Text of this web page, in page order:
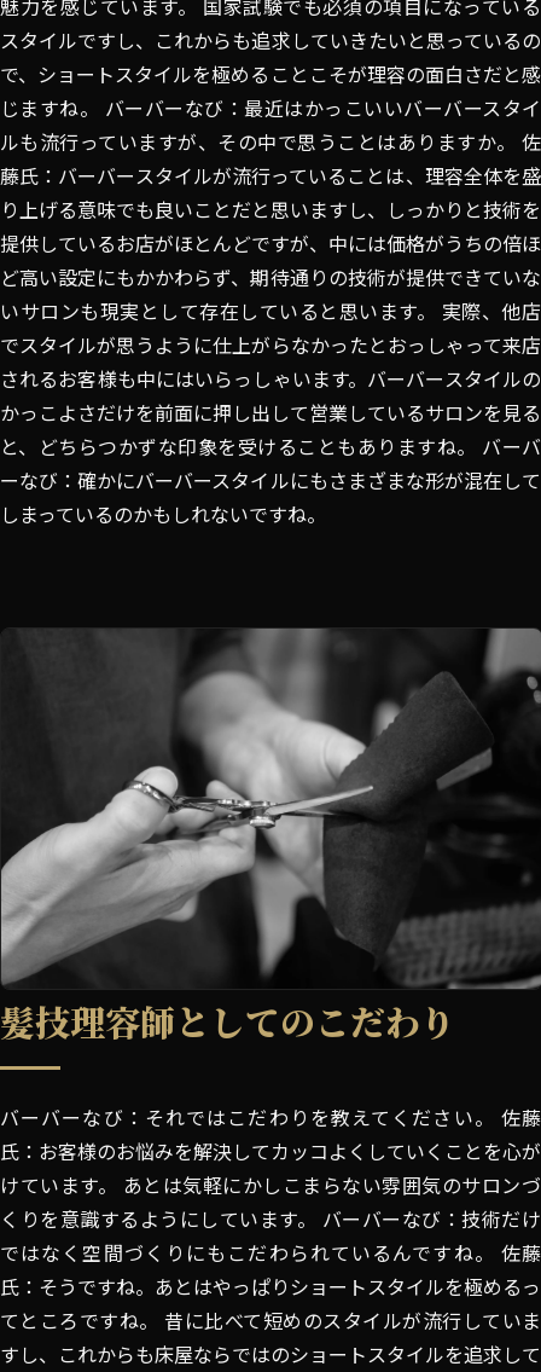
スタイルですし、これからも追求していきたいと思っているの
で、ショートスタイルを極めることこそが理容の面白さだと感
じますね。 バーバーなび：最近はかっこいいバーバースタイ
ルも流行っていますが、その中で思うことはありますか。 佐
藤氏：バーバースタイルが流行っていることは、理容全体を盛
り上げる意味でも良いことだと思いますし、しっかりと技術を
提供しているお店がほとんどですが、中には価格がうちの倍ほ
ど高い設定にもかかわらず、期待通りの技術が提供できていな
いサロンも現実として存在していると思います。 実際、他店
でスタイルが思うように仕上がらなかったとおっしゃって来店
されるお客様も中にはいらっしゃいます。バーバースタイルの
かっこよさだけを前面に押し出して営業しているサロンを見る
と、どちらつかずな印象を受けることもありますね。 バーバ
ーなび：確かにバーバースタイルにもさまざまな形が混在して
しまっているのかもしれないですね。
髪技理容師としてのこだわり
バーバーなび：それではこだわりを教えてください。 佐藤
氏：お客様のお悩みを解決してカッコよくしていくことを心が
けています。 あとは気軽にかしこまらない雰囲気のサロンづ
くりを意識するようにしています。 バーバーなび：技術だけ
ではなく空間づくりにもこだわられているんですね。 佐藤
氏：そうですね。あとはやっぱりショートスタイルを極めるっ
てところですね。 昔に比べて短めのスタイルが流行していま
すし、これからも床屋ならではのショートスタイルを追求して